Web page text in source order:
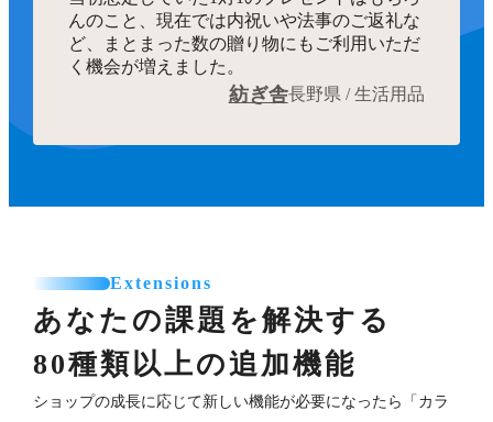
んのこと、現在では内祝いや法事のご返礼な
ど、まとまった数の贈り物にもご利用いただ
く機会が増えました。
紡ぎ舎長野県 / 生活用品
Extensions
あなたの課題を解決する
80種類以上の追加機能
ショップの成長に応じて新しい機能が必要になったら「カラ